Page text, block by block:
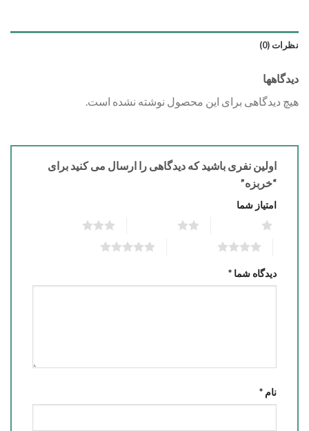
نظرات (0)
دیدگاهها
هیچ دیدگاهی برای این محصول نوشته نشده است.
اولین نفری باشید که دیدگاهی را ارسال می کنید برای
“خربزه”
امتیاز شما
دیدگاه شما *
نام *